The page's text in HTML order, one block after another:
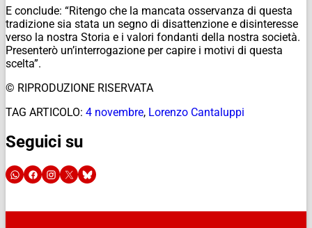
E conclude: “Ritengo che la mancata osservanza di questa
tradizione sia stata un segno di disattenzione e disinteresse
verso la nostra Storia e i valori fondanti della nostra società.
Presenterò un’interrogazione per capire i motivi di questa
scelta”.
© RIPRODUZIONE RISERVATA
TAG ARTICOLO: 4 novembre, Lorenzo Cantaluppi
Seguici su